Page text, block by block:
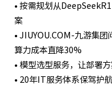
案
• JIUYOU.COM-九游集团
算力成本直降30%
• 模型选型服务，让部署
• 20年IT服务体系保驾护